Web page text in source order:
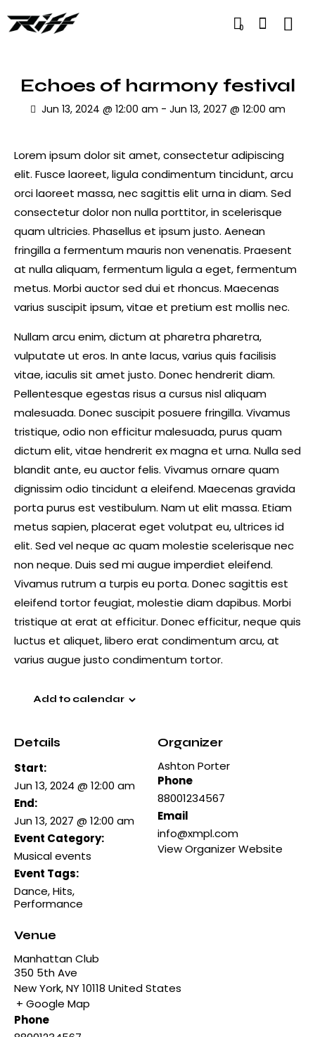
0
Echoes of harmony festival
Jun 13, 2024 @ 12:00 am - Jun 13, 2027 @ 12:00 am
Lorem ipsum dolor sit amet, consectetur adipiscing
elit. Fusce laoreet, ligula condimentum tincidunt, arcu
orci laoreet massa, nec sagittis elit urna in diam. Sed
consectetur dolor non nulla porttitor, in scelerisque
quam ultricies. Phasellus et ipsum justo. Aenean
fringilla a fermentum mauris non venenatis. Praesent
at nulla aliquam, fermentum ligula a eget, fermentum
metus. Morbi auctor sed dui et rhoncus. Maecenas
varius suscipit ipsum, vitae et pretium est mollis nec.
Nullam arcu enim, dictum at pharetra pharetra,
vulputate ut eros. In ante lacus, varius quis facilisis
vitae, iaculis sit amet justo. Donec hendrerit diam.
Pellentesque egestas risus a cursus nisl aliquam
malesuada. Donec suscipit posuere fringilla. Vivamus
tristique, odio non efficitur malesuada, purus quam
dictum elit, vitae hendrerit ex magna et urna. Nulla sed
blandit ante, eu auctor felis. Vivamus ornare quam
dignissim odio tincidunt a eleifend. Maecenas gravida
porta purus est vestibulum. Nam ut elit massa. Etiam
metus sapien, placerat eget volutpat eu, ultrices id
elit. Sed vel neque ac quam molestie scelerisque nec
non neque. Duis sed mi augue imperdiet eleifend.
Vivamus rutrum a turpis eu porta. Donec sagittis est
eleifend tortor feugiat, molestie diam dapibus. Morbi
tristique at erat at efficitur. Donec efficitur, neque quis
luctus et aliquet, libero erat condimentum arcu, at
varius augue justo condimentum tortor.
Add to calendar
Details
Start:
Jun 13, 2024 @ 12:00 am
End:
Jun 13, 2027 @ 12:00 am
Event Category:
Musical events
Event Tags:
Dance,Hits,
Performance
Organizer
Ashton Porter
Phone
88001234567
Email
info@xmpl.com
View Organizer Website
Venue
Manhattan Club
350 5th Ave
New York,NY10118 United States
+ Google Map
Phone